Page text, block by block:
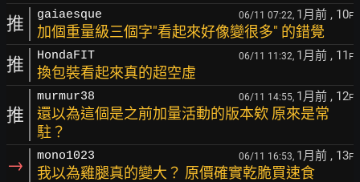
推 gaiaesque 06/11 07:22, 1月前 , 10F
加個重量級三個字"看起來好像變很多" 的錯覺
推 HondaFIT 06/11 11:32, 1月前 , 11 F
換包裝看起來真的超空虛
推
murmur38 06/11 14:55, 1月前 , 12F
還以為這個是之前加量活動的版本欸 原來是常
駐？
→ mono1023 06/11 16:53, 1月前 , 13F
我以為雞腿真的變大？ 原價確實乾脆買速食